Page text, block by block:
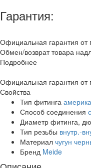
Гарантия:
Официальная гарантия от
Обмен/возврат товара
Подробнее
Официальная гарантия от
Свойства
Тип фитинга
Способ соединения
Диаметр фитинга,
Тип резьбы внутр.-
Материал чугун
Бренд Meide